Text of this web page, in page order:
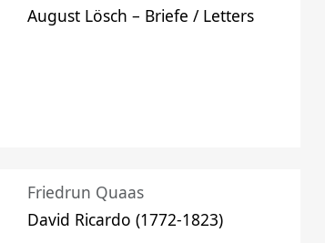
August Lösch – Briefe / Letters
Friedrun Quaas
David Ricardo (1772-1823)